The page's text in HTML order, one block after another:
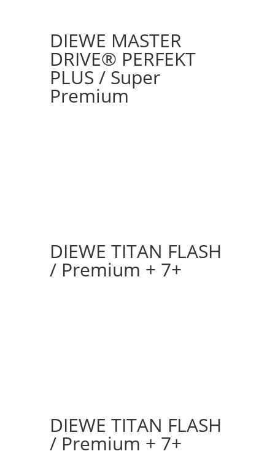
DIEWE MASTER
DRIVE® PERFEKT
PLUS / Super
Premium
DIEWE TITAN FLASH
/ Premium + 7+
DIEWE TITAN FLASH
/ Premium + 7+